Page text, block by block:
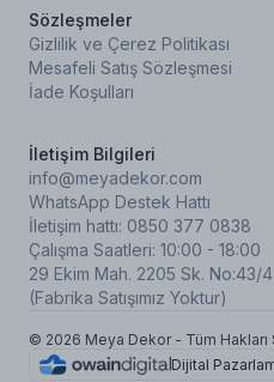
Sözleşmeler
Gizlilik ve Çerez Politikası
Mesafeli Satış Sözleşmesi
İade Koşulları
İletişim Bilgileri
info@meyadekor.com
WhatsApp Destek Hattı
İletişim hattı: 0850 377 0838
Çalışma Saatleri: 10:00 - 18:00
29 Ekim Mah. 2205 Sk. No:43/
(Fabrika Satışımız Yoktur)
© 2026 Meya Dekor - Tüm Hakları
Dijital